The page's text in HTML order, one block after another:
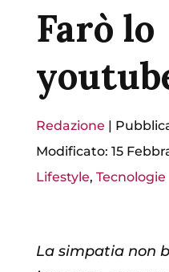
Farò lo
Redazione |
Modificato: 15
Lifestyle, Tecnologie
La simpatia non